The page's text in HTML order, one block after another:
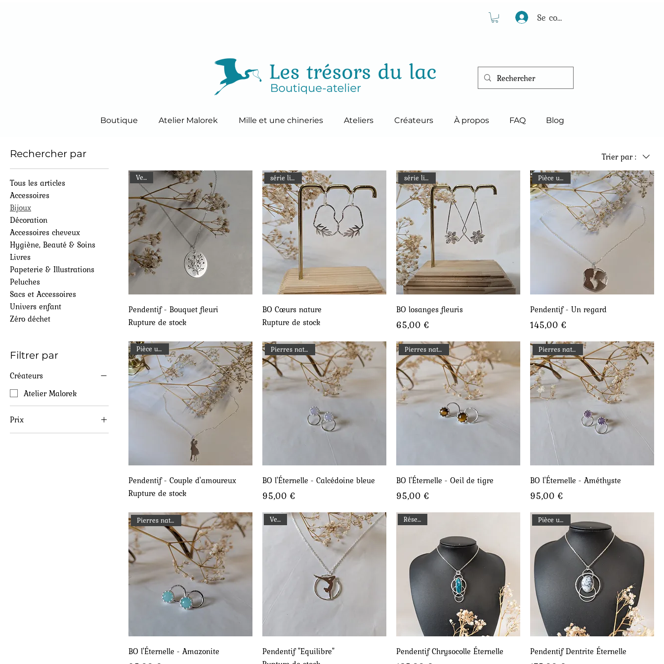
Se connecter
Boutique Atelier Malorek Mille et une chineries Ateliers Créateurs À propos FAQ Blog
Rechercher par
Tous les articles
Accessoires
Bijoux
Décoration
Accessoires cheveux
Hygiène, Beauté & Soins
Livres
Papeterie & Illustrations
Peluches
Sacs et Accessoires
Univers enfant
Zéro déchet
Filtrer par
Créateurs
Atelier Malorek
Prix
Trier par :
Aperçu rapide
Vendu
Pendentif - Bouquet fleuri
Rupture de stock
Aperçu rapide
série limitée
BO Cœurs nature
Rupture de stock
Aperçu rapide
série limitée
BO losanges fleuris
Prix
65,00 €
Aperçu rapide
Pièce unique
Pendentif - Un regard
Prix
145,00 €
Aperçu rapide
Pièce unique
Pendentif - Couple d'amoureux
Rupture de stock
Aperçu rapide
Pierres naturelles
BO l'Éternelle - Calcédoine bleue
Prix
95,00 €
Aperçu rapide
Pierres naturelles
BO l'Éternelle - Oeil de tigre
Prix
95,00 €
Aperçu rapide
Pierres naturelles
BO l'Éternelle - Améthyste
Prix
95,00 €
Aperçu rapide
Pierres naturelles
BO l'Éternelle - Amazonite Aperçu rapide
Vendu
Pendentif "Equilibre"
Aperçu rapide
Réservé !
Pendentif Chrysocolle Éternelle Aperçu rapide
Pièce unique
Pendentif Dentrite Éternelle